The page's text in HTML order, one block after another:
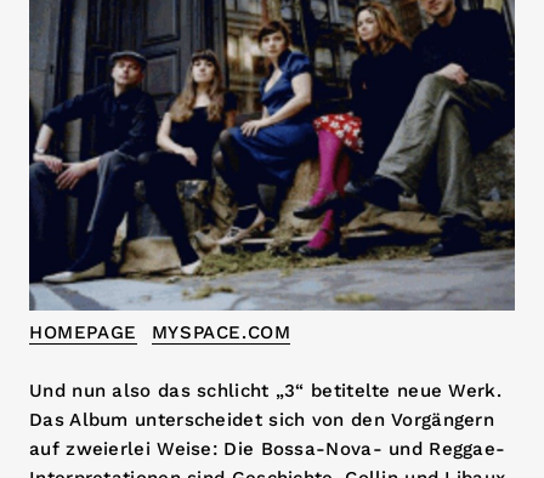
ticketmaster.de
HOMEPAGE MYSPACE.COM
Und nun also das schlicht „3“ betitelte neue Werk.
Das Album unterscheidet sich von den Vorgängern
auf zweierlei Weise: Die Bossa-Nova- und Reggae-